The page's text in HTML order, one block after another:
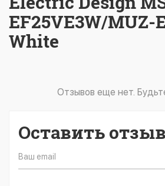
EF25VE3W/MUZ-
White
Отзывов еще нет.
Оставить отзыв